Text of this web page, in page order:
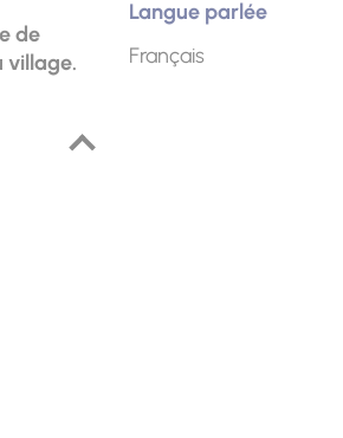
de
village.
Langue parlée
Français